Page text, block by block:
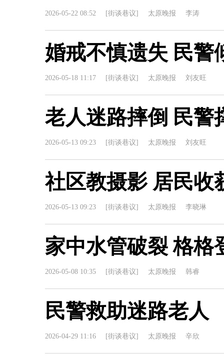
2026-05-22 08:52 [街谈巷议] 太原晚报 李涛
婚戒不慎遗失 民警
2026-05-18 11:17 [街谈巷议] 太原晚报 刘友旺
老人迷路摔倒 民警
2026-05-13 09:23 [街谈巷议] 太原晚报 刘友旺
社区教摄影 居民收
2026-05-13 09:23 [街谈巷议] 太原晚报 李晓琳
家中水管破裂 格格
2026-05-08 10:35 [街谈巷议] 太原晚报 韩睿
民警救助迷路老人
2026-04-29 11:16 [街谈巷议] 太原晚报 辛欣